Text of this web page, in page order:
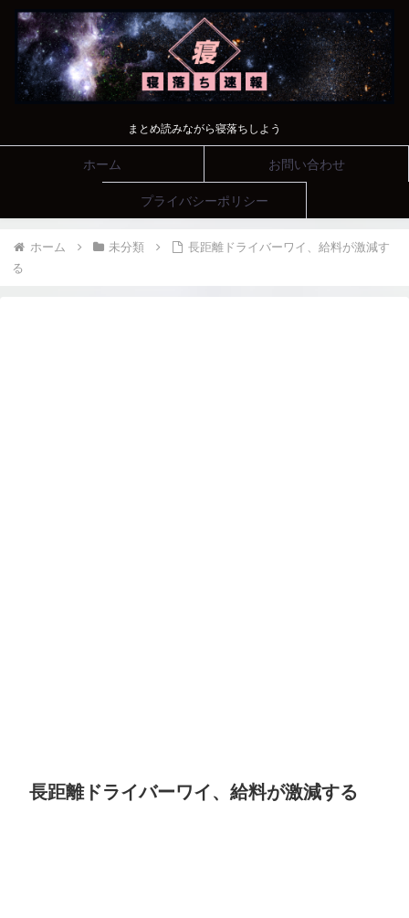
まとめ読みながら寝落ちしよう
ホーム お問い合わせ
プライバシーポリシー
ホーム 未分類
長距離ドライバーワイ、給料が激減す
る
長距離ドライバーワイ、給料が激減する